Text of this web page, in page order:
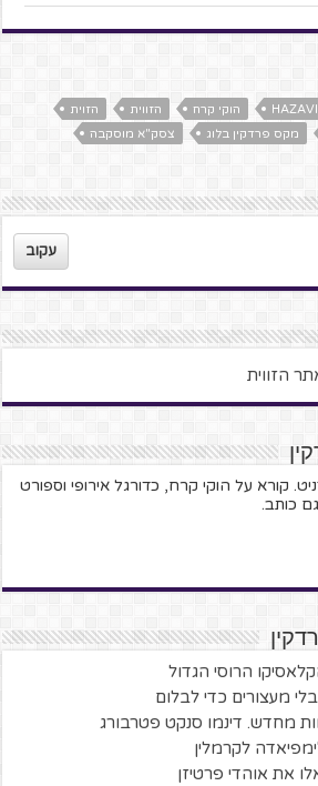
הוקי קרח הזווית
הזוית
מקס פרדקין בלוג צסק"א מוסקבה
עקוב
קורא על הוקי קרח, כדורגל אירופי וספורט
כותב.
הרוסי הגדול
מעצורים כדי לבלום
מחדש. דינמו סנקט פטרבורג
לקרמלין
את אוהדי פרטיזן